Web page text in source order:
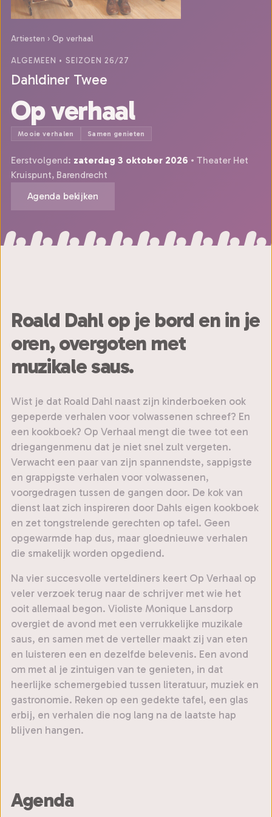
Artiesten › Op verhaal
ALGEMEEN • SEIZOEN 26/27
Dahldiner Twee
Op verhaal
Mooie verhalen Samen genieten
Eerstvolgend: zaterdag 3 oktober 2026 • Theater Het
Kruispunt, Barendrecht
Agenda bekijken
Roald Dahl op je bord en in je
oren, overgoten met
muzikale saus.
Wist je dat Roald Dahl naast zijn kinderboeken ook
gepeperde verhalen voor volwassenen schreef? En
een kookboek? Op Verhaal mengt die twee tot een
driegangenmenu dat je niet snel zult vergeten.
Verwacht een paar van zijn spannendste, sappigste
en grappigste verhalen voor volwassenen,
voorgedragen tussen de gangen door. De kok van
dienst laat zich inspireren door Dahls eigen kookboek
en zet tongstrelende gerechten op tafel. Geen
opgewarmde hap dus, maar gloednieuwe verhalen
die smakelijk worden opgediend.
Na vier succesvolle verteldiners keert Op Verhaal op
veler verzoek terug naar de schrijver met wie het
ooit allemaal begon. Violiste Monique Lansdorp
overgiet de avond met een verrukkelijke muzikale
saus, en samen met de verteller maakt zij van eten
en luisteren een en dezelfde belevenis. Een avond
om met al je zintuigen van te genieten, in dat
heerlijke schemergebied tussen literatuur, muziek en
gastronomie. Reken op een gedekte tafel, een glas
erbij, en verhalen die nog lang na de laatste hap
blijven hangen.
Agenda